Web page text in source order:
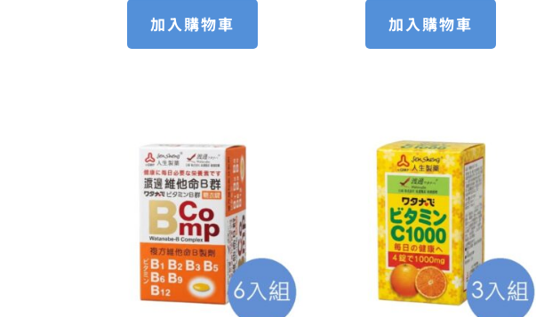
加入購物車 加入購物車
始
價
格：
NT$ 2,040。 NT$ 1,530。
始
價
格：
NT$ 660。